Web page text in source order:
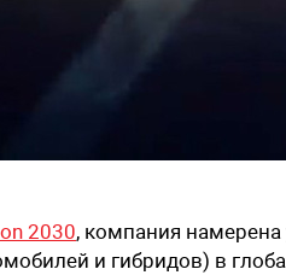
2030, компания
и гибридов) в